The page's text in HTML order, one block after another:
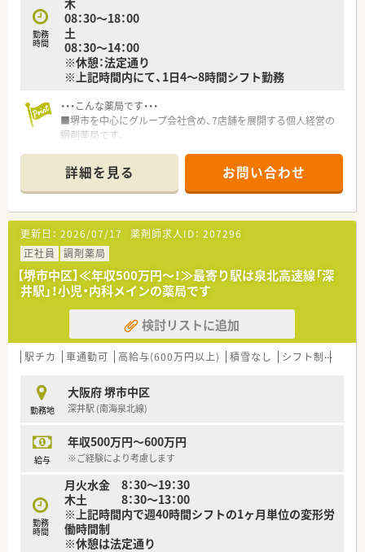
勤務
時間
08：30～18：00
土
08：30～14：00
※休憩：法定通り
※上記時間内にて、1日4～8時間シフト勤務
・・・こんな薬局です・・・
■堺市を中心にグループ会社含め、7店舗を展開する個人経営の
調剤薬局です。
の会社です！
■地域に根差した運営のため、患者さんからの信頼も絶大★
・・・こんな方におすすめ！・・・
■お子様やご家族の関係から、時間制約を設けて働きたい方
■地域の患者様のために、地元密着な働き方をしたい方
■複数科目応需で様々な処方に携わりたい方
■社長や経営層の方々と近い距離で働きたい方
詳細を見る お問い合わせ
更新日： 2026/07/17 薬剤師求人ID： 207296
正社員
調剤薬局
【堺市中区】≪年収500万円～！≫最寄り駅は泉北高速線「深
井駅」！小児・内科メインの薬局です
検討リストに追加
駅チカ 車通勤可 高給与(600万円以上) 積雪なし シフト制
勤務地
大阪府 堺市中区
深井駅 (南海泉北線)
給与
年収500万円～600万円
※ご経験により考慮します
勤務
時間
月火水金 8：30～19：30
木土 8：30～13：00
※上記時間内で週40時間シフトの1ヶ月単位の変形労
働時間制
※休憩は法定通り